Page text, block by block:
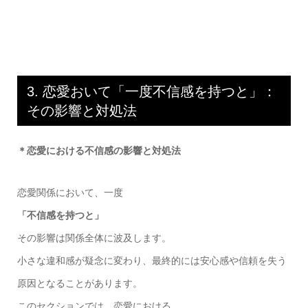
3. 恋愛おいて「一度不信感を持つと」：
その影響と対処法
＊恋愛における不信感の影響と対処法
恋愛関係において、一度
「不信感を持つと」
その影響は関係全体に波及します。
小さな違和感が疑念に変わり、最終的には安心感や信頼を失う
原因となることがあります。
このセクションでは、恋愛における